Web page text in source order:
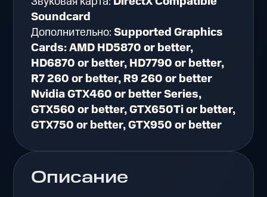
Описание
Soundcard
Дополнительно:Supported Graphics
Cards: AMD HD5870 or better,
HD6870 or better, HD7790 or better,
R7 260 or better, R9 260 or better
Nvidia GTX460 or better Series,
GTX560 or better, GTX650Ti or better,
GTX750 or better, GTX950 or better